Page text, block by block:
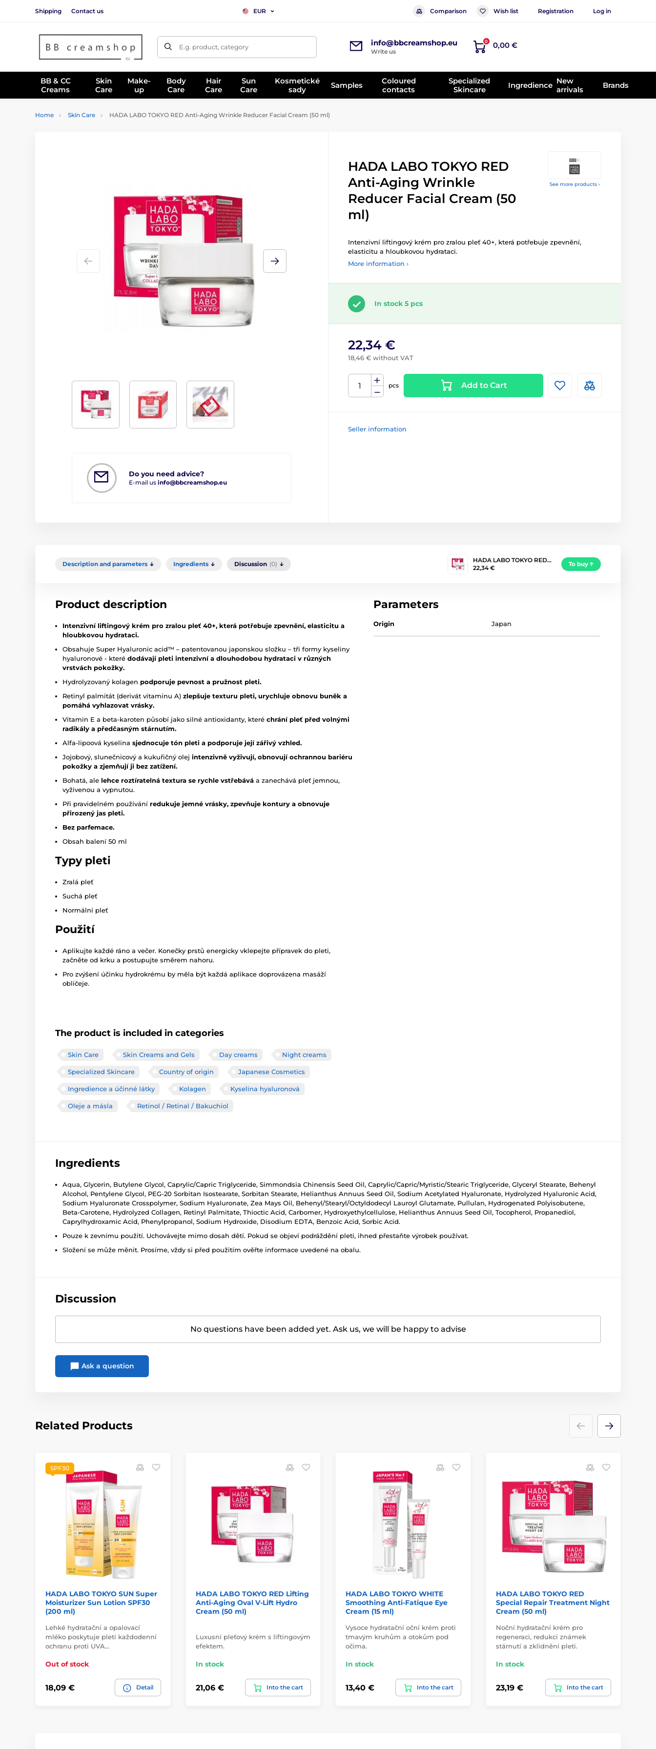
Shipping Contact us EUR Comparison Wish list Registration Log in
E.g. product, category info@bbcreamshop.eu
Write us
0 0,00 €
BB & CC
Creams
Skin
Care
Make-
up
Body
Care
Hair
Care
Sun
Care
Kosmetické
sady
Samples
Coloured
contacts
Specialized
Skincare
Ingredience New
arrivals
Brands
Home Skin Care HADA LABO TOKYO RED Anti-Aging Wrinkle Reducer Facial Cream (50 ml)
See more products ›
Do you need advice?
E-mail us info@bbcreamshop.eu
HADA LABO TOKYO RED
Anti-Aging Wrinkle
Reducer Facial Cream (50
ml)
Intenzivní liftingový krém pro zralou pleť 40+, která potřebuje zpevnění,
elasticitu a hloubkovou hydrataci.
More information ›
In stock 5 pcs
22,34 €
18,46 € without VAT
pcs Add to Cart
Seller information
Description and parameters Ingredients Discussion (0)
HADA LABO TOKYO RED…
22,34 €
To buy
Product description
Intenzivní liftingový krém pro zralou pleť 40+, která potřebuje zpevnění, elasticitu a
hloubkovou hydrataci.
Obsahuje Super Hyaluronic acid™ – patentovanou japonskou složku – tři formy kyseliny
hyaluronové - které dodávajípleti intenzivní a dlouhodobou hydrataci v různých
vrstvách pokožky.
Hydrolyzovaný kolagen podporuje pevnost a pružnost pleti.
Retinyl palmitát (derivát vitaminu A) zlepšuje texturu pleti, urychluje obnovu buněk a
pomáhá vyhlazovat vrásky.
Vitamin E a beta-karoten působí jako silné antioxidanty, které chrání pleť před volnými
radikály a předčasným stárnutím.
Alfa-lipoová kyselina sjednocuje tón pleti a podporuje její zářivý vzhled.
Jojobový, slunečnicový a kukuřičný olej intenzivně vyživují, obnovují ochrannou bariéru
pokožky a zjemňují ji bez zatížení.
Bohatá, ale lehce roztíratelná textura se rychle vstřebává a zanechává pleť jemnou,
vyživenou a vypnutou.
Při pravidelném používání redukuje jemné vrásky, zpevňuje kontury a obnovuje
přirozený jas pleti.
Bez parfemace.
Obsah balení 50 ml
Typy pleti
Zralá pleť
Suchá pleť
Normální pleť
Použití
Aplikujte každé ráno a večer. Konečky prstů energicky vklepejte přípravek do pleti,
začněte od krku a postupujte směrem nahoru.
Pro zvýšení účinku hydrokrému by měla být každá aplikace doprovázena masáží
obličeje.
The product is included in categories
Skin Care Skin Creams and Gels Day creams Night creams
Specialized Skincare Country of origin Japanese Cosmetics
Ingredience a účinné látky Kolagen Kyselina hyaluronová
Oleje a másla Retinol / Retinal / Bakuchiol
Parameters
Origin Japan
Ingredients
Aqua, Glycerin, Butylene Glycol, Caprylic/Capric Triglyceride, Simmondsia Chinensis Seed Oil, Caprylic/Capric/Myristic/Stearic Triglyceride, Glyceryl Stearate, Behenyl
Alcohol, Pentylene Glycol, PEG-20 Sorbitan Isostearate, Sorbitan Stearate, Helianthus Annuus Seed Oil, Sodium Acetylated Hyaluronate, Hydrolyzed Hyaluronic Acid,
Sodium Hyaluronate Crosspolymer, Sodium Hyaluronate, Zea Mays Oil, Behenyl/Stearyl/Octyldodecyl Lauroyl Glutamate, Pullulan, Hydrogenated Polyisobutene,
Beta-Carotene, Hydrolyzed Collagen, Retinyl Palmitate, Thioctic Acid, Carbomer, Hydroxyethylcellulose, Helianthus Annuus Seed Oil, Tocopherol, Propanediol,
Caprylhydroxamic Acid, Phenylpropanol, Sodium Hydroxide, Disodium EDTA, Benzoic Acid, Sorbic Acid.
Pouze k zevnímu použití. Uchovávejte mimo dosah dětí. Pokud se objeví podráždění pleti, ihned přestaňte výrobek používat.
Složení se může měnit. Prosíme, vždy si před použitím ověřte informace uvedené na obalu.
Discussion
No questions have been added yet. Ask us, we will be happy to advise
Ask a question
Related Products
SPF30
HADA LABO TOKYO SUN Super
Moisturizer Sun Lotion SPF30
(200 ml)
Lehké hydratační a opalovací
mléko poskytuje pleti každodenní
ochranu proti UVA…
Out of stock
18,09 € Detail
HADA LABO TOKYO RED Lifting
Anti-Aging Oval V-Lift Hydro
Cream (50 ml)
Luxusní pleťový krém s liftingovým
efektem.
In stock
21,06 € Into the cart
HADA LABO TOKYO WHITE
Smoothing Anti-Fatique Eye
Cream (15 ml)
Vysoce hydratační oční krém proti
tmavým kruhům a otokům pod
očima.
In stock
13,40 € Into the cart
HADA LABO TOKYO RED
Special Repair Treatment Night
Cream (50 ml)
Noční hydratační krém pro
regeneraci, redukci známek
stárnutí a zklidnění pleti.
In stock
23,19 € Into the cart